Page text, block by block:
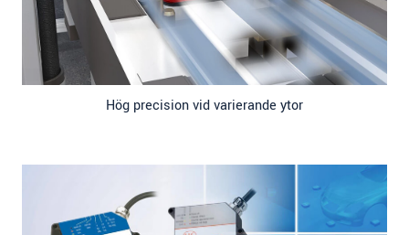
Hög precision vid varierande ytor